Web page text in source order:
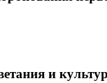
и